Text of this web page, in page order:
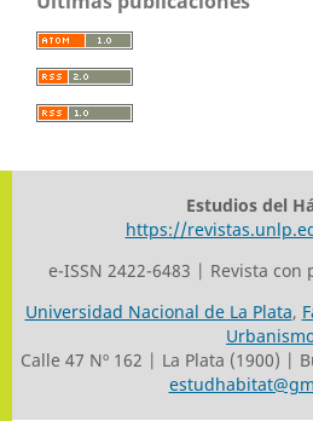
Estudios del
https://
e-ISSN 2422-6483 | Revista
Universidad Nacional de La Plata,
Calle 47 Nº 162 | La Plata (1900) |